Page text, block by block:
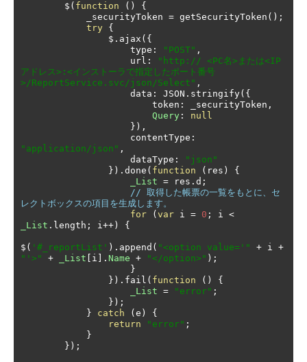
        $
( function ()
{
            _securityToken
= getSecurityToken ();
try
{
                $
. ajax ({
                    type
: "POST" ,
                    url
:
"http:// <PC名>または<IP
アドレス>:<インストーラで指定したポート番号
>/ReportService.svc/json/Select" ,
                    data
: JSON . stringify({
                        token
: _securityToken ,
Query :
null
}),
                    contentType
:
"application/json" ,
                    dataType
:
"json"
}). done ( function ( res )
{
_List = res . d ;
// 取得した帳票の一覧をもとに、セ
レクトボックスの項目を生成します。
for
( var i = 0 ; i <
_List . length ; i++) {
$ ( '#_reportList' ). append ( "<option value='" + i +
"'>"
+ _List i ]. Name + "</option>" );
}
}). fail ( function ()
{
_List = "error" ;
});
}
catch ( e )
{
return
"error" ;
}
});